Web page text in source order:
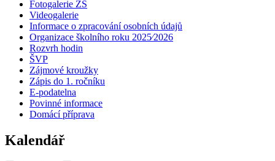
Fotogalerie ZŠ
Videogalerie
Informace o zpracování osobních údajů
Organizace školního roku 2025⁄2026
Rozvrh hodin
ŠVP
Zájmové kroužky
Zápis do 1. ročníku
E-podatelna
Povinné informace
Domácí příprava
Kalendář